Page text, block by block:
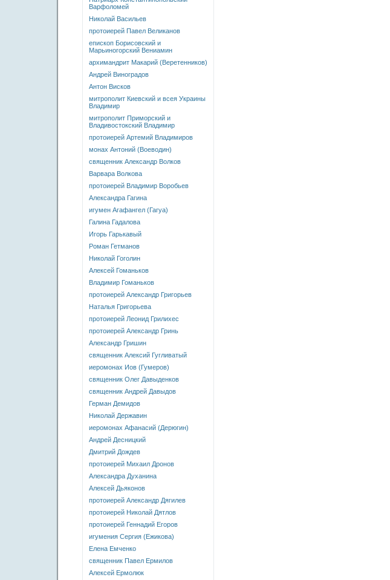
Варфоломей
Николай Васильев
протоиерей Павел Великанов
епископ Борисовский и
Марьиногорский Вениамин
архимандрит Макарий (Веретенников)
Андрей Виноградов
Антон Висков
митрополит Киевский и всея Украины
Владимир
митрополит Приморский и
Владивостокский Владимир
протоиерей Артемий Владимиров
монах Антоний (Воеводин)
священник Александр Волков
Варвара Волкова
протоиерей Владимир Воробьев
Александра Гагина
игумен Агафангел (Гагуа)
Галина Гадалова
Игорь Гарькавый
Роман Гетманов
Николай Гоголин
Алексей Гоманьков
Владимир Гоманьков
протоиерей Александр Григорьев
Наталья Григорьева
протоиерей Леонид Грилихес
протоиерей Александр Гринь
Александр Гришин
священник Алексий Гугливатый
иеромонах Иов (Гумеров)
священник Олег Давыденков
священник Андрей Давыдов
Герман Демидов
Николай Державин
иеромонах Афанасий (Дерюгин)
Андрей Десницкий
Дмитрий Дождев
протоиерей Михаил Дронов
Александра Духанина
Алексей Дьяконов
протоиерей Александр Дягилев
протоиерей Николай Дятлов
протоиерей Геннадий Егоров
игумения Сергия (Ежикова)
Елена Емченко
священник Павел Ермилов
Алексей Ермолюк